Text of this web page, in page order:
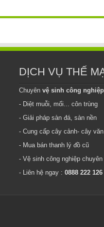
DỊCH VỤ THẾ
Chuyên vệ sinh công nghiệp
- Diệt muỗi, mối... côn trùng
- Giải pháp sàn đá, sàn nền
- Cung cấp cây cảnh- cây
- Mua bán thanh lý đồ cũ
- Vệ sinh công nghiệp
- Liên hệ ngay : 0888 222 126